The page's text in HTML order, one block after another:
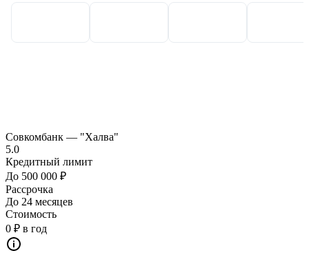
Совкомбанк — "Халва"
5.0
Кредитный лимит
До 500 000 ₽
Рассрочка
До 24 месяцев
Стоимость
0 ₽ в год